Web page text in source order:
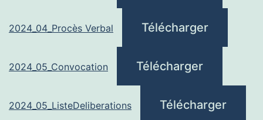
2024_04_Procès Verbal Télécharger
2024_05_Convocation Télécharger
2024_05_ListeDeliberations Télécharger